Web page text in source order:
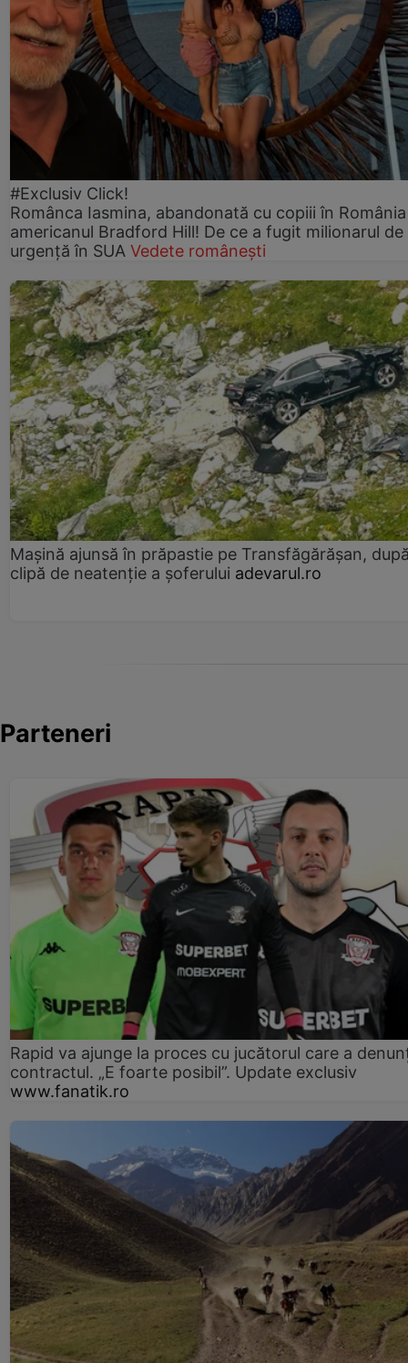
#Exclusiv Click!
Românca Iasmina, abandonată cu copiii în
americanul Bradford Hill! De ce a fugit milionarul de
urgență în SUA Vedete românești
Mașină ajunsă în prăpastie pe Transfăgărășan,
clipă de neatenție a șoferului adevarul.ro
Parteneri
Rapid va ajunge la proces cu jucătorul care a
contractul. „E foarte posibil”. Update exclusiv
www.fanatik.ro